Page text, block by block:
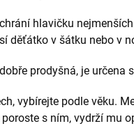
hlavičku
děťátko v šátku nebo v
prodyšná, je určena
vybírejte podle věku.
s ním, vydrží mu